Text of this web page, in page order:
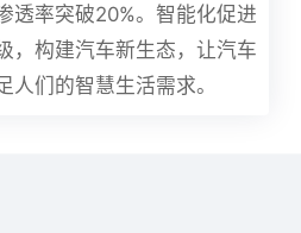
透率突破20%。智能化促进
，构建汽车新生态，让汽车
人们的智慧生活需求。